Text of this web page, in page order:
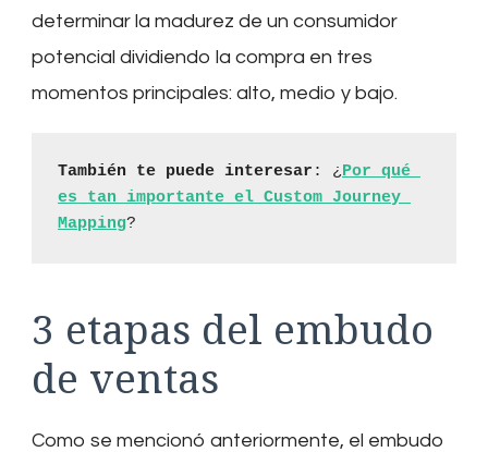
determinar la madurez de un consumidor
potencial dividiendo la compra en tres
momentos principales: alto, medio y bajo.
También te puede interesar : ¿Por qué
es tan importante el Custom Journey
Mapping?
3 etapas del embudo
de ventas
Como se mencionó anteriormente, el embudo